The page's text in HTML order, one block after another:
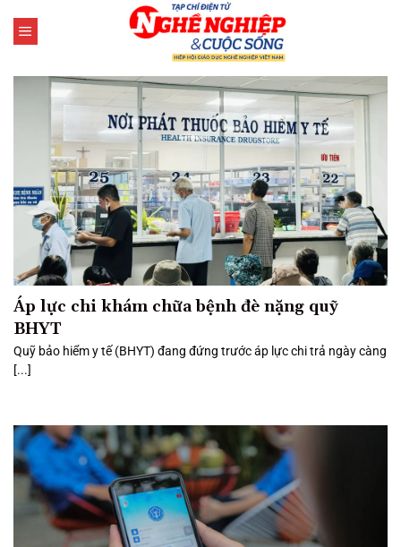
qua
dung
Áp lực chi khám chữa bệnh đè nặng quỹ
BHYT
Quỹ bảo hiểm y tế (BHYT) đang đứng trước áp lực chi trả ngày càng
[...]